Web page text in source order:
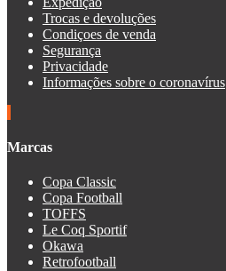
Trocas e devoluções
Condiçoes de venda
Segurança
Privacidade
Informações sobre o coronavírus
Marcas
Copa Classic
Copa Football
TOFFS
Le Coq Sportif
Okawa
Retrofootball